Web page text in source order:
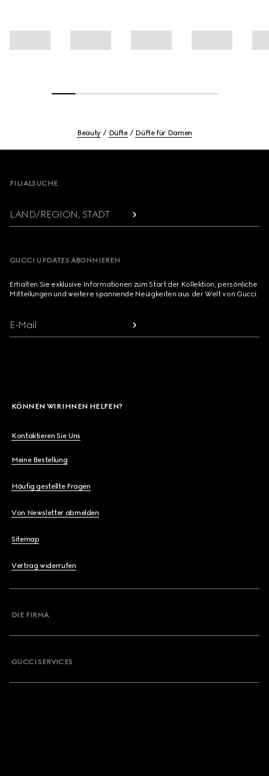
Beauty Düfte Düfte für Damen
FILIALSUCHE
LAND/REGION, STADT
GUCCI UPDATES ABONNIEREN
Erhalten Sie exklusive Informationen zum Start der Kollektion, persönliche
Mitteilungen und weitere spannende Neuigkeiten aus der Welt von Gucci.
E-Mail
KÖNNEN WIR IHNEN HELFEN?
Kontaktieren Sie Uns
Meine Bestellung
Häufig gestellte Fragen
Von Newsletter abmelden
Sitemap
Vertrag widerrufen
DIE FIRMA
GUCCI SERVICES